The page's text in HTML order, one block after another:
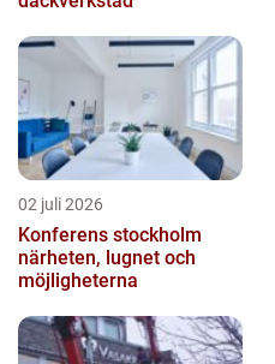
02 juli 2026
Konferens stockholm
närheten, lugnet och
möjligheterna